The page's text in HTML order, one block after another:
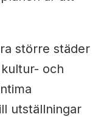
större städer
och
utställningar